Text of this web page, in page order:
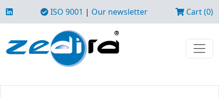
ISO 9001 | Our newsletter Cart (0)